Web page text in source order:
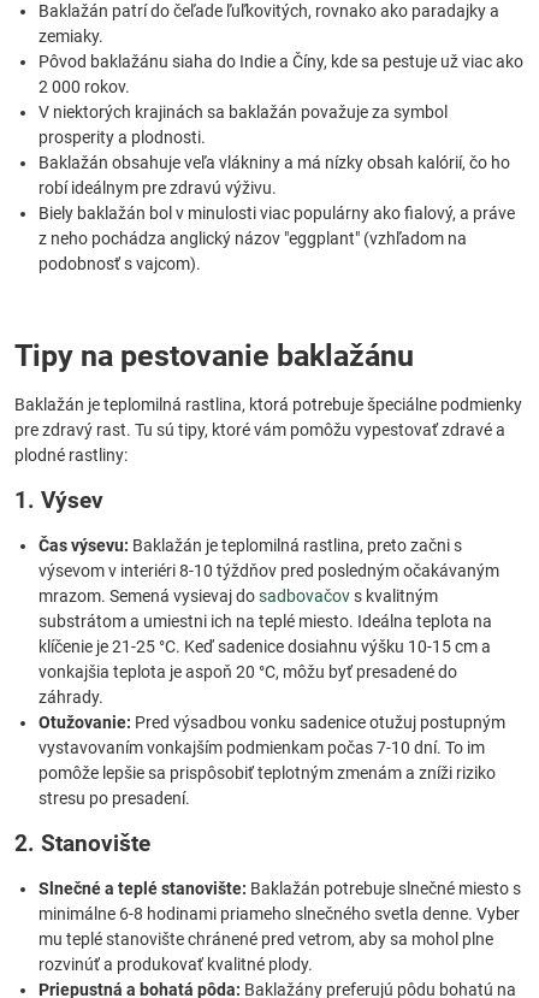
Baklažán patrí do čeľade ľuľkovitých, rovnako ako paradajky a
zemiaky.
Pôvod baklažánu siaha do Indie a Číny, kde sa pestuje už viac ako
2 000 rokov.
V niektorých krajinách sa baklažán považuje za symbol
prosperity a plodnosti.
Baklažán obsahuje veľa vlákniny a má nízky obsah kalórií, čo ho
robí ideálnym pre zdravú výživu.
Biely baklažán bol v minulosti viac populárny ako fialový, a práve
z neho pochádza anglický názov "eggplant" (vzhľadom na
podobnosť s vajcom).
Tipy na pestovanie baklažánu
Baklažán je teplomilná rastlina, ktorá potrebuje špeciálne podmienky
pre zdravý rast. Tu sú tipy, ktoré vám pomôžu vypestovať zdravé a
plodné rastliny:
1. Výsev
Čas výsevu: Baklažán je teplomilná rastlina, preto začni s
výsevom v interiéri 8-10 týždňov pred posledným očakávaným
mrazom. Semená vysievaj dosadbovačovs kvalitným
substrátom a umiestni ich na teplé miesto. Ideálna teplota na
klíčenie je 21-25 °C. Keď sadenice dosiahnu výšku 10-15 cm a
vonkajšia teplota je aspoň 20 °C, môžu byť presadené do
záhrady.
Otužovanie: Pred výsadbou vonku sadenice otužuj postupným
vystavovaním vonkajším podmienkam počas 7-10 dní. To im
pomôže lepšie sa prispôsobiť teplotným zmenám a zníži riziko
stresu po presadení.
2. Stanovište
Slnečné a teplé stanovište: Baklažán potrebuje slnečné miesto s
minimálne 6-8 hodinami priameho slnečného svetla denne. Vyber
mu teplé stanovište chránené pred vetrom, aby sa mohol plne
rozvinúť a produkovať kvalitné plody.
Priepustná a bohatá pôda: Baklažány preferujú pôdu bohatú na